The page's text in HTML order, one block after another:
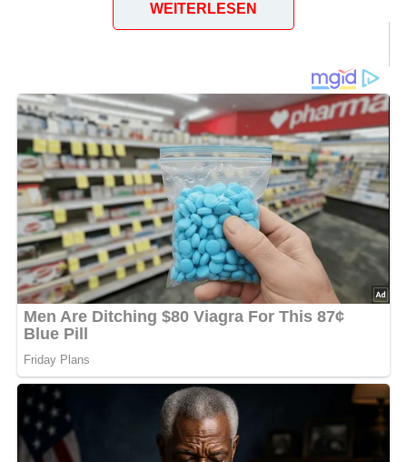
Cafe Goldene Kugel, Parkstr. 1
WEITERLESEN